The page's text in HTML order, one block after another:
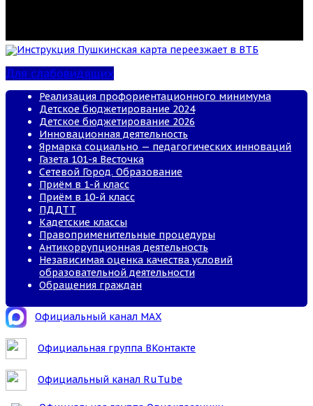
Инструкция Пушкинская карта переезжает в ВТБ
Для слабовидящих
Реализация профориентационного минимума
Детское бюджетирование 2024
Детское бюджетирование 2026
Инновационная деятельность
Ярмарка социально — педагогических инноваций
Газета 101-я Весточка
Сетевой Город. Образование
Приём в 1-й класс
Приём в 10-й класс
ПДДТТ
Кадетские классы
Правоприменительные процедуры
Антикоррупционная деятельность
Независимая оценка качества условий
образовательной деятельности
Обращения граждан
Официальный канал MAX
Официальная группа ВКонтакте
Официальный канал RuTube